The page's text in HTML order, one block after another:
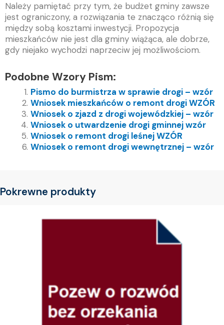
Należy pamiętać przy tym, że budżet gminy zawsze
jest ograniczony, a rozwiązania te znacząco różnią się
między sobą kosztami inwestycji. Propozycja
mieszkańców nie jest dla gminy wiążąca, ale dobrze,
gdy niejako wychodzi naprzeciw jej możliwościom.
Podobne Wzory Pism:
Pismo do burmistrza w sprawie drogi – wzór
Wniosek mieszkańców o remont drogi WZÓR
Wniosek o zjazd z drogi wojewódzkiej – wzór
Wniosek o utwardzenie drogi gminnej wzór
Wniosek o remont drogi leśnej WZÓR
Wniosek o remont drogi wewnętrznej – wzór
Pokrewne produkty